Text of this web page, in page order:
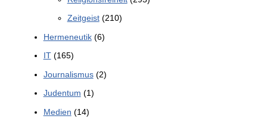
Zeitgeist(210)
Hermeneutik(6)
IT(165)
Journalismus(2)
Judentum (1)
Medien (14)